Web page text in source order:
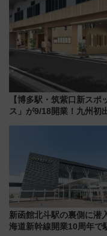
【博多駅・筑紫口新ス
ス」が9/18開業！九州初
新函館北斗駅の裏側に潜
海道新幹線開業10周年で